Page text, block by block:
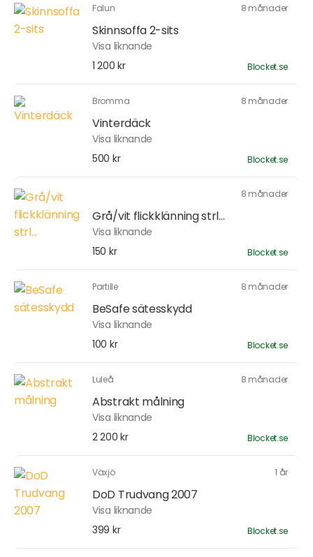
Falun 8 månader
Skinnsoffa 2-sits
Visa liknande
1 200 kr
Blocket.se
Bromma 8 månader
Vinterdäck
Visa liknande
500 kr
Blocket.se
8 månader
Grå/vit flickklänning strl...
Visa liknande
150 kr
Blocket.se
Partille 8 månader
BeSafe sätesskydd
Visa liknande
100 kr
Blocket.se
Luleå 8 månader
Abstrakt målning
Visa liknande
2 200 kr
Blocket.se
Växjö 1 år
DoD Trudvang 2007
Visa liknande
399 kr
Blocket.se